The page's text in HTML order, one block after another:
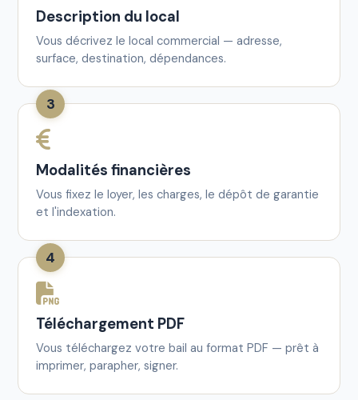
Description du local
Vous décrivez le local commercial — adresse,
surface, destination, dépendances.
3
Modalités financières
Vous fixez le loyer, les charges, le dépôt de garantie
et l'indexation.
4
Téléchargement PDF
Vous téléchargez votre bail au format PDF — prêt à
imprimer, parapher, signer.